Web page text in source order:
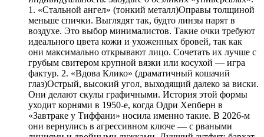
1. «Стальной ангел» (тонкий металл)Оправы толщиной
меньше спички. Выглядят так, будто линзы парят в
воздухе. Это выбор минималистов. Такие очки требуют
идеального цвета кожи и ухоженных бровей, так как
они максимально открывают лицо. Сочетать их лучше с
грубым свитером крупной вязки или косухой — игра
фактур. 2. «Вдова Клико» (драматичный кошачий
глаз)Острый, высокий угол, выходящий далеко за виски.
Они делают скулы графичными. История этой формы
уходит корнями в 1950-е, когда Одри Хепберн в
«Завтраке у Тиффани» носила именно такие. В 2026-м
они вернулись в агрессивном ключе — с рваными